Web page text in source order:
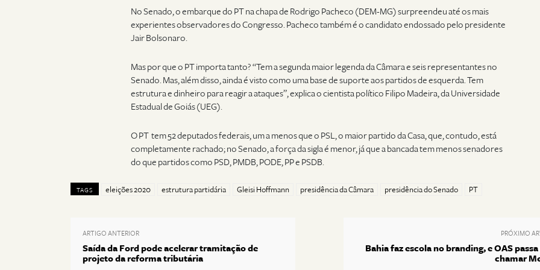
No Senado, o embarque do PT na chapa de Rodrigo Pacheco (DEM-MG) surpreendeu até os mais
experientes observadores do Congresso. Pacheco também é o candidato endossado pelo presidente
Jair Bolsonaro.
Mas por que o PT importa tanto? “Tem a segunda maior legenda da Câmara e seis representantes no
Senado. Mas, além disso, ainda é visto como uma base de suporte aos partidos de esquerda. Tem
estrutura e dinheiro para reagir a ataques”, explica o cientista político Filipo Madeira, da Universidade
Estadual de Goiás (UEG).
O PT tem 52 deputados federais, um a menos que o PSL, o maior partido da Casa, que, contudo, está
completamente rachado; no Senado, a força da sigla é menor, já que a bancada tem menos senadores
do que partidos como PSD, PMDB, PODE, PP e PSDB.
TAGS eleições 2020 estrutura partidária Gleisi Hoffmann presidência da Câmara presidência do Senado PT
ARTIGO ANTERIOR
Saída da Ford pode acelerar tramitação de
projeto da reforma tributária
PRÓXIMO
Bahia faz escola no branding, e OAS passa
chamar